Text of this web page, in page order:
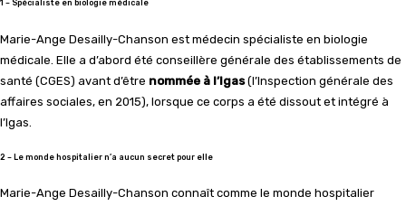
1 – Spécialiste en biologie médicale
Marie-Ange Desailly-Chanson est médecin spécialiste en biologie
médicale. Elle a d’abord été conseillère générale des établissements de
santé (CGES) avant d’être nommée à l’Igas(l’Inspection générale des
affaires sociales, en 2015), lorsque ce corps a été dissout et intégré à
l’Igas.
2 – Le monde hospitalier n’a aucun secret pour elle
Marie-Ange Desailly-Chanson connaît comme le monde hospitalier